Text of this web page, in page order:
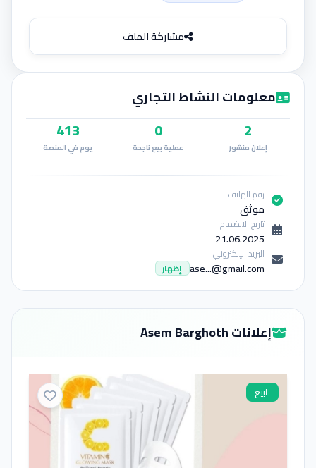
إضافة إعلان
مشاركة الملف
معلومات النشاط التجاري
2
إعلان منشور
0
عملية بيع ناجحة
413
يوم في المنصة
رقم الهاتف
موثق
تاريخ الانضمام
21.06.2025
البريد الإلكتروني
ase...@gmail.com إظهار
إعلانات Asem Barghoth
للبيع